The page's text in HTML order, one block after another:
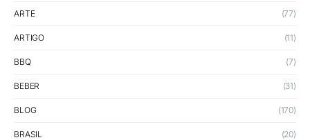
ARTE (77)
ARTIGO (11)
BBQ (7)
BEBER (31)
BLOG (170)
BRASIL (20)